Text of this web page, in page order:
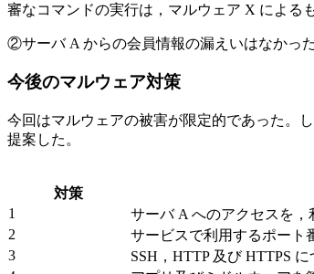
審なコマンドの実行は，マルウェア X による
②サーバ A からの会員情報の漏えいはなかっ
今後のマルウェア対策
今回はマルウェアの被害が限定的であった。
提案した。
対策
1
サーバ A へのアクセスを，
2
サービスで利用するポート
3
SSH，HTTP 及び HTTPS